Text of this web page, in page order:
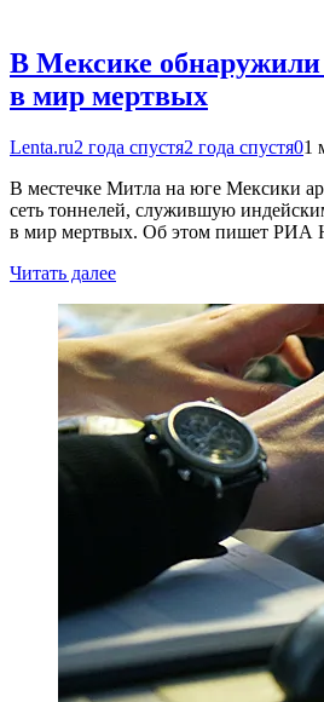
В Мексике обнаружили
в мир мертвых
Lenta.ru2 года спустя2 года спустя01
В местечке Митла на юге Мексики
сеть тоннелей, служившую
в мир мертвых. Об этом пишет РИА
Читать далее